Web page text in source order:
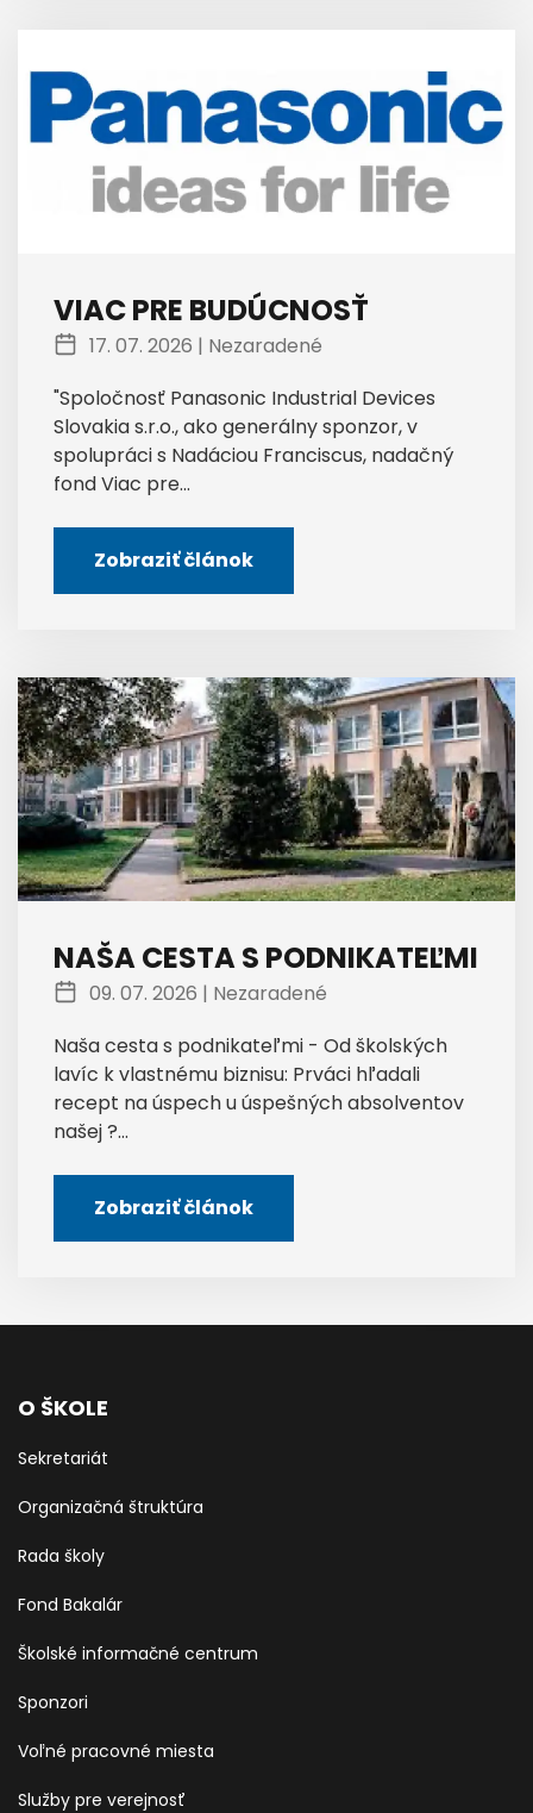
VIAC PRE BUDÚCNOSŤ
17. 07. 2026 | Nezaradené
"Spoločnosť Panasonic Industrial Devices
Slovakia s.r.o., ako generálny sponzor, v
spolupráci s Nadáciou Franciscus, nadačný
fond Viac pre...
Zobraziť článok
NAŠA CESTA S PODNIKATEĽMI
09. 07. 2026 | Nezaradené
Naša cesta s podnikateľmi - Od školských
lavíc k vlastnému biznisu: Prváci hľadali
recept na úspech u úspešných absolventov
našej ?...
Zobraziť článok
O ŠKOLE
Sekretariát
Organizačná štruktúra
Rada školy
Fond Bakalár
Školské informačné centrum
Sponzori
Voľné pracovné miesta
Služby pre verejnosť